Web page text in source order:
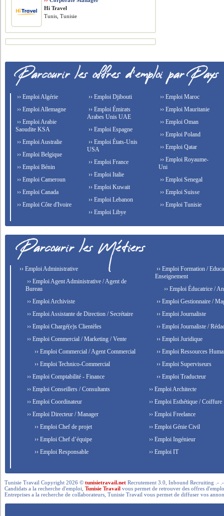
Hi Travel
Tunis, Tunisie
›› Emploi Algérie
›› Emploi Allemagne
›› Emploi Arabie
Saoudite KSA
›› Emploi Australie
›› Emploi Belgique
›› Emploi Bénin
›› Emploi Cameroun
›› Emploi Canada
›› Emploi Côte d'Ivoire
›› Emploi Djibouti
›› Emploi Émirats
Arabes Unis UAE
›› Emploi Espagne
›› Emploi États-Unis
USA
›› Emploi France
›› Emploi Italie
›› Emploi Kuwait
›› Emploi Lebanon
›› Emploi Libye
›› Emploi Maroc
›› Emploi Mauritanie
›› Emploi Oman
›› Emploi Poland
›› Emploi Qatar
›› Emploi Royaume-
Uni
›› Emploi Senegal
›› Emploi Suisse
›› Emploi Tunisie
›› Emploi Administrative
›› Emploi Agent Administrative / Agent de
Bureau
›› Emploi Archiviste
›› Emploi Assistante de Direction / Secrétaire
›› Emploi Chargé(e)s Clientèles
›› Emploi Commercial / Marketing / Vente
›› Emploi Commercial / Agent Commercial
›› Emploi Technico-Commercial
›› Emploi Comptabilité - Finance
›› Emploi Conseillers / Consultants
›› Emploi Coordinateur
›› Emploi Directeur / Manager
›› Emploi Chef de projet
›› Emploi Chef d’équipe
›› Emploi Responsable
›› Emploi Formation /
Enseignement
›› Emploi Éducatrice /
›› Emploi Gestionnaire /
›› Emploi Journaliste
›› Emploi Journaliste /
›› Emploi Juridique
›› Emploi Ressources
›› Emploi Superviseurs
›› Emploi Traducteur
›› Emploi Architecte
›› Emploi Esthétique / Coiffure
›› Emploi Freelance
›› Emploi Génie Civil
›› Emploi Ingénieur
›› Emploi IT
Tunisie Travail Copyright 2026 ©tunisietravail.net Recrutement 3.0, Inbound Recruiting .-
Candidats a la recherche d'emploi,Tunisie Travail vous permet de retrouver des offres
Entreprises a la recherche de collaborateurs, Tunisie Travail vous permet de diffuser vos